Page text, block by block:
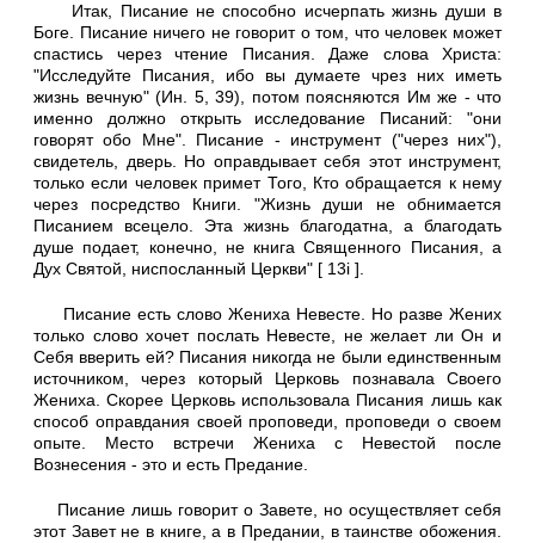
Итак, Писание не способно исчерпать жизнь души в
Боге. Писание ничего не говорит о том, что человек может
спастись через чтение Писания. Даже слова Христа:
"Исследуйте Писания, ибо вы думаете чрез них иметь
жизнь вечную" (Ин. 5, 39), потом поясняются Им же - что
именно должно открыть исследование Писаний: "они
говорят обо Мне". Писание - инструмент ("через них"),
свидетель, дверь. Но оправдывает себя этот инструмент,
только если человек примет Того, Кто обращается к нему
через посредство Книги. "Жизнь души не обнимается
Писанием всецело. Эта жизнь благодатна, а благодать
душе подает, конечно, не книга Священного Писания, а
Дух Святой, ниспосланный Церкви" [ 13i ].
Писание есть слово Жениха Невесте. Но разве Жених
только слово хочет послать Невесте, не желает ли Он и
Себя вверить ей? Писания никогда не были единственным
источником, через который Церковь познавала Своего
Жениха. Скорее Церковь использовала Писания лишь как
способ оправдания своей проповеди, проповеди о своем
опыте. Место встречи Жениха с Невестой после
Вознесения - это и есть Предание.
Писание лишь говорит о Завете, но осуществляет себя
этот Завет не в книге, а в Предании, в таинстве обожения.